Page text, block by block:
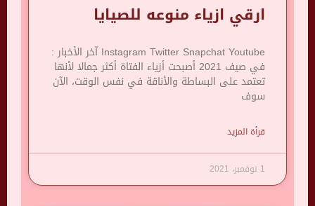
ارقي ازياء منوعه للصيايا
Instagram Twitter Snapchat Youtube آخر الأخبار :
في صيف 2021 أصبحت أزياء الفتاة أكثر جمالا لأنها
تعتمد على البساطة والأناقة في نفس الوقت، الآن
سوف
قرأة المزيد
1 نوفمبر، 2021